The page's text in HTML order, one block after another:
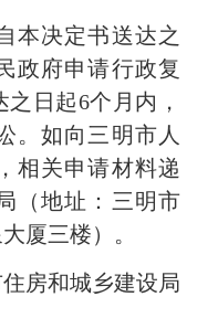
决定书送达之
政府申请行政复
日起6个月内，
。如向三明市人
相关申请材料递
（地址：三明市
厦三楼）。
和城乡建设局